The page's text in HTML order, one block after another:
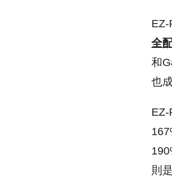
EZ-
全
和
也
EZ-
則